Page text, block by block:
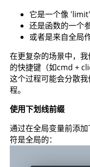
它是一个像
还是函数的一个
或者是来自全局
在更复杂的场景中，
的快捷键（如cmd +
这个过程可能会分散
程。
使用下划线前缀
通过在全局变量前添
符是全局的：